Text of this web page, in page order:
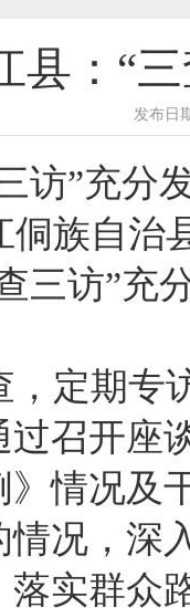
县：“
发布日
访”充分
族自治
三访”充
定期专
召开座
》情况
情况，深
落实群众